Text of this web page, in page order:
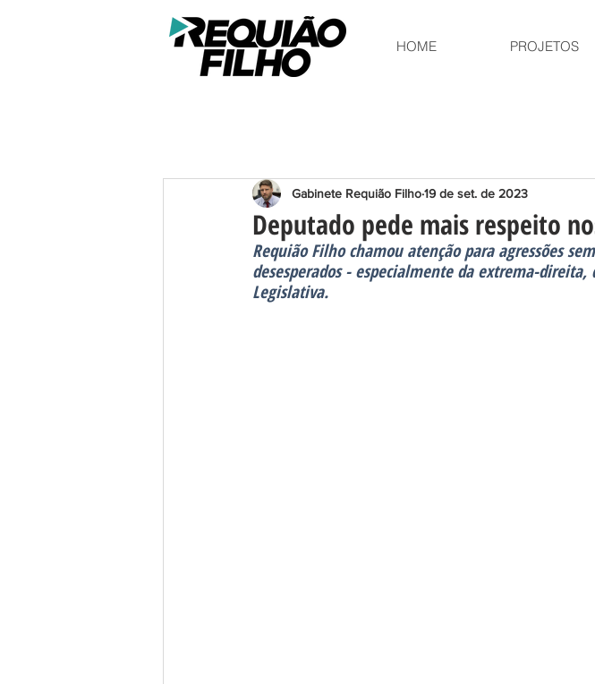
HOME PROJETOS
Deputado pede mais respeito
Gabinete Requião Filho19 de set. de 2023
Requião Filho chamou atenção para agressões
desesperados - especialmente da extrema-
Legislativa.